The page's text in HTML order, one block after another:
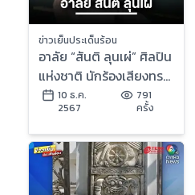
ข่าวเย็นประเด็นร้อน
อาลัย “สันติ ลุนเผ่” ศิลปิน
แห่งชาติ นักร้องเสียงทรง
พลัง ในวัย 88 ปี | ข่าวเย็น
ประเด็นร้อน
10 ธ.ค.
2567
791
ครั้ง